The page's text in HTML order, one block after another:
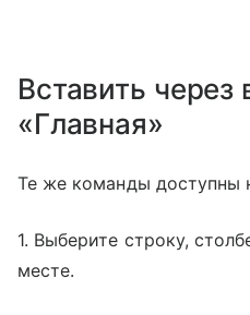
Вставить через
«Главная»
Те же команды доступны
1. Выберите строку,
месте.